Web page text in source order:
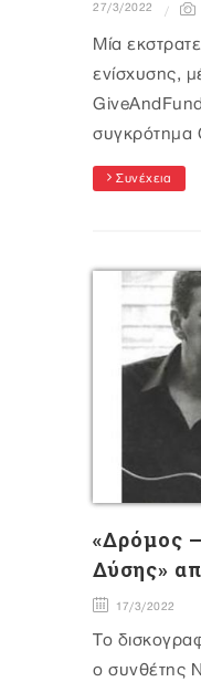
27/3/2022
Mία
ενίσχυσης,
συγκρότημα
Συνέχεια
«Δρόμος
Δύσης»
17/3/2022
Το
ο συνθέτης